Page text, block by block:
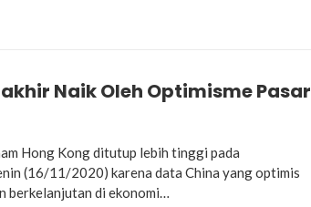
Naik Oleh Optimisme Pasar
Hong Kong ditutup lebih tinggi pada
(16/11/2020) karena data China yang optimis
berkelanjutan di ekonomi…